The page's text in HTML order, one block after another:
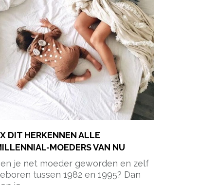
DIT HERKENNEN ALLE
MOEDERS VAN NU
je net moeder geworden en zelf
tussen 1982 en 1995? Dan